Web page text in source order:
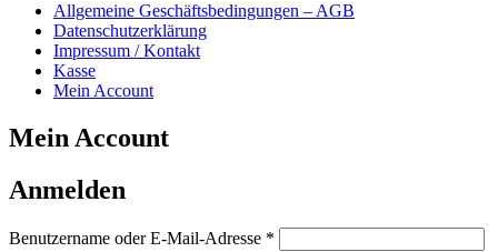
Kulmbach
Allgemeine Geschäftsbedingungen – AGB
Datenschutzerklärung
Impressum / Kontakt
Kasse
Mein Account
Mein Account
Anmelden
Benutzername oder E-Mail-Adresse *